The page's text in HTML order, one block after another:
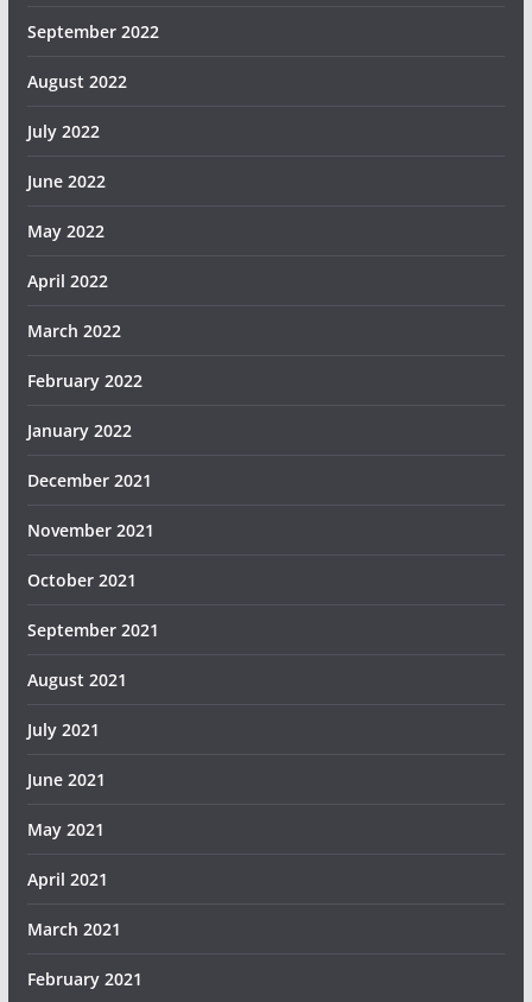
September 2022
August 2022
July 2022
June 2022
May 2022
April 2022
March 2022
February 2022
January 2022
December 2021
November 2021
October 2021
September 2021
August 2021
July 2021
June 2021
May 2021
April 2021
March 2021
February 2021